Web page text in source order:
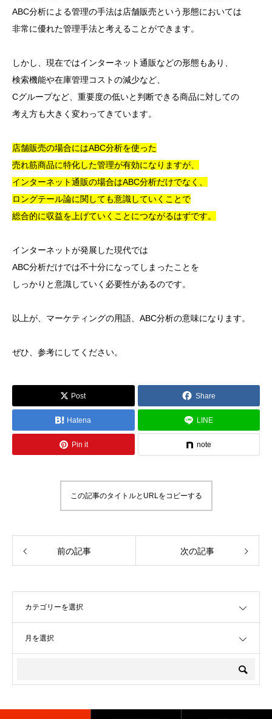
ABC分析による管理の手法は店舗販売という形態においては
非常に優れた管理手法と考えることができます。
しかし、現在ではインターネット通販などの形態もあり、
検索機能や在庫管理コストの減少など、
Cグループなど、重要度の低いと判断できる商品に対しての
考え方も大きく変わってきています。
店舗販売の場合にはABC分析を使った
売れ筋商品に特化した管理が有効になりますが、
インターネット通販の場合はABC分析だけでなく、
ロングテール論に関しても意識していくことで
総合的に収益を上げていくことにつながるはずです。
インターネットが発展した現代では
ABC分析だけでは不十分になってしまったことを
しっかりと意識していく必要性があるのです。
以上が、マーケティングの用語、ABC分析の意味になります。
ぜひ、参考にしてください。
Post Share
Hatena LINE
Pin it note
この記事のタイトルとURLをコピーする
前の記事 次の記事